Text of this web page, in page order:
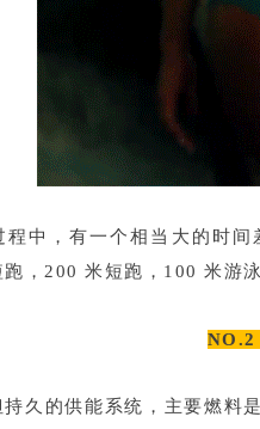
程中，有一个相当大的时间
，200 米短跑，100 米游
NO.2
久的供能系统，主要燃料